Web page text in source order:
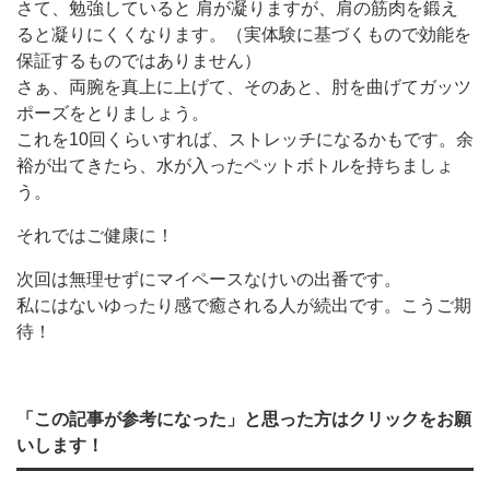
さて、勉強していると 肩が凝りますが、肩の筋肉を鍛え
ると凝りにくくなります。（実体験に基づくもので効能を
保証するものではありません）
さぁ、両腕を真上に上げて、そのあと、肘を曲げてガッツ
ポーズをとりましょう。
これを10回くらいすれば、ストレッチになるかもです。余
裕が出てきたら、水が入ったペットボトルを持ちましょ
う。
それではご健康に！
次回は無理せずにマイペースなけいの出番です。
私にはないゆったり感で癒される人が続出です。こうご期
待！
「この記事が参考になった」と思った方はクリックをお願
いします！